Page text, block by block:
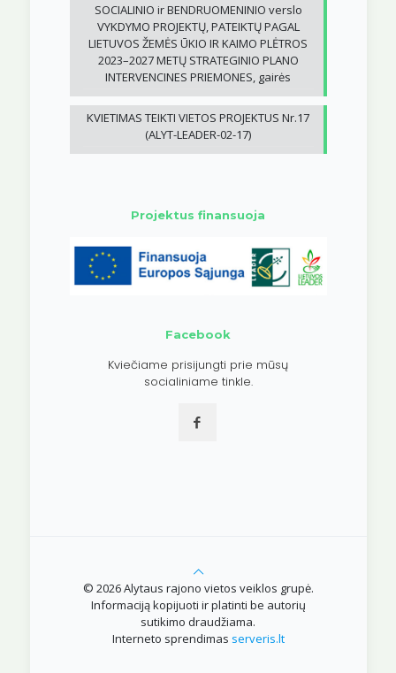
SOCIALINIO ir BENDRUOMENINIO verslo
VYKDYMO PROJEKTŲ, PATEIKTŲ PAGAL
LIETUVOS ŽEMĖS ŪKIO IR KAIMO PLĖTROS
2023–2027 METŲ STRATEGINIO PLANO
INTERVENCINES PRIEMONES, gairės
KVIETIMAS TEIKTI VIETOS PROJEKTUS Nr.17
(ALYT-LEADER-02-17)
Projektus finansuoja
Facebook
Kviečiame prisijungti prie mūsų
socialiniame tinkle.
© 2026 Alytaus rajono vietos veiklos grupė.
Informaciją kopijuoti ir platinti be autorių
sutikimo draudžiama.
Interneto sprendimas serveris.lt